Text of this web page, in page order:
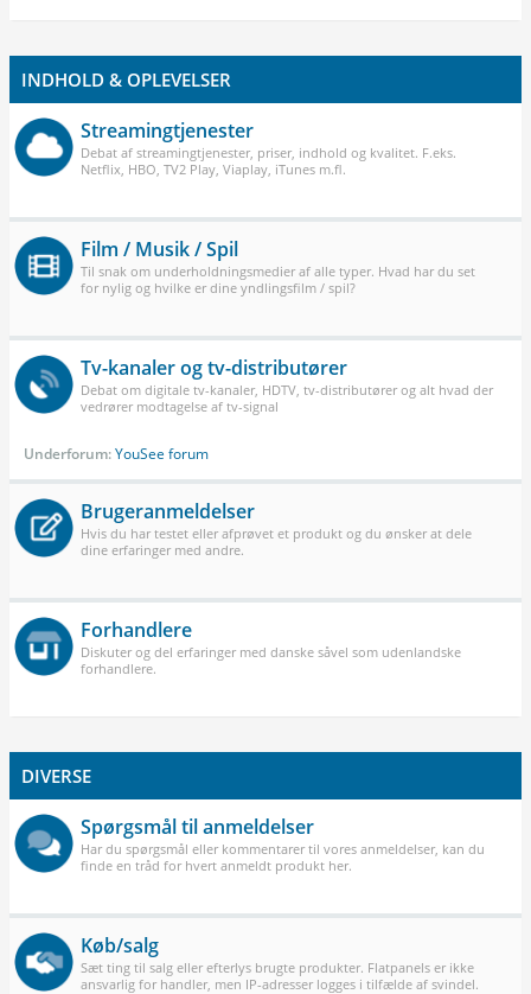
INDHOLD & OPLEVELSER
Streamingtjenester
Debat af streamingtjenester, priser, indhold og kvalitet. F.eks.
Netflix, HBO, TV2 Play, Viaplay, iTunes m.fl.
Film / Musik / Spil
Til snak om underholdningsmedier af alle typer. Hvad har du set
for nylig og hvilke er dine yndlingsfilm / spil?
Tv-kanaler og tv-distributører
Debat om digitale tv-kanaler, HDTV, tv-distributører og alt hvad der
vedrører modtagelse af tv-signal
Underforum:YouSee forum
Brugeranmeldelser
Hvis du har testet eller afprøvet et produkt og du ønsker at dele
dine erfaringer med andre.
Forhandlere
Diskuter og del erfaringer med danske såvel som udenlandske
forhandlere.
DIVERSE
Spørgsmål til anmeldelser
Har du spørgsmål eller kommentarer til vores anmeldelser, kan du
finde en tråd for hvert anmeldt produkt her.
Køb/salg
Sæt ting til salg eller efterlys brugte produkter. Flatpanels er ikke
ansvarlig for handler, men IP-adresser logges i tilfælde af svindel.